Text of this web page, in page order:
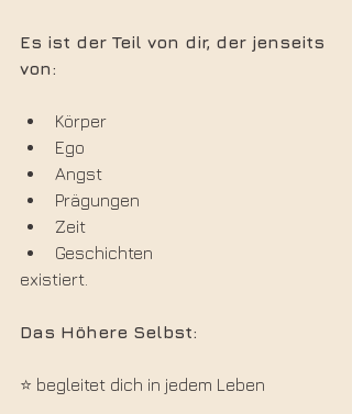
Es ist der Teil von dir, der jenseits
von:
Körper
Ego
Angst
Prägungen
Zeit
Geschichten
existiert.
Das Höhere Selbst:
⭐ begleitet dich in jedem Leben